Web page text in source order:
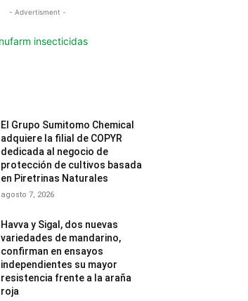
- Advertisment -
El Grupo Sumitomo Chemical
adquiere la filial de COPYR
dedicada al negocio de
protección de cultivos basada
en Piretrinas Naturales
agosto 7, 2026
Havva y Sigal, dos nuevas
variedades de mandarino,
confirman en ensayos
independientes su mayor
resistencia frente a la araña
roja